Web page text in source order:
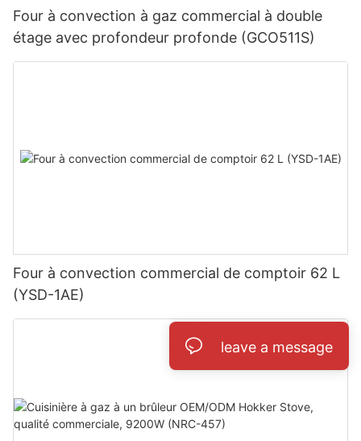
Four à convection à gaz commercial à double
étage avec profondeur profonde (GCO511S)
Four à convection commercial de comptoir 62 L
(YSD-1AE)
leave a message